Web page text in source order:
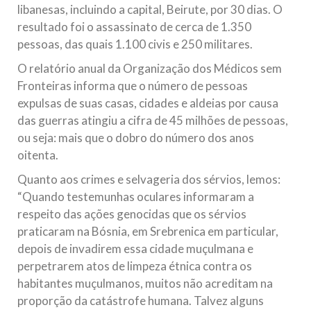
libanesas, incluindo a capital, Beirute, por 30 dias. O
resultado foi o assassinato de cerca de 1.350
pessoas, das quais 1.100 civis e 250 militares.
O relatório anual da Organização dos Médicos sem
Fronteiras informa que o número de pessoas
expulsas de suas casas, cidades e aldeias por causa
das guerras atingiu a cifra de 45 milhões de pessoas,
ou seja: mais que o dobro do número dos anos
oitenta.
Quanto aos crimes e selvageria dos sérvios, lemos:
“Quando testemunhas oculares informaram a
respeito das ações genocidas que os sérvios
praticaram na Bósnia, em Srebrenica em particular,
depois de invadirem essa cidade muçulmana e
perpetrarem atos de limpeza étnica contra os
habitantes muçulmanos, muitos não acreditam na
proporção da catástrofe humana. Talvez alguns